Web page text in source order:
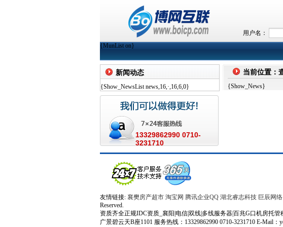
用户名：
{MunList on}
新闻动态
{Show_NewsList news,16,·,16,6,0}
13329862990 0710-
3231710
当前位置：
{Show_News}
友情链接: 襄樊房产超市 淘宝网 腾讯企业QQ 湖北睿志科技 巨辰网络
Reserved.
资质齐全正规IDC资质_襄阳|电信|双线|多线服务器|百兆G口机房托管
广景碧云天B座1101 服务热线：13329862990 0710-3231710 E-Mail：